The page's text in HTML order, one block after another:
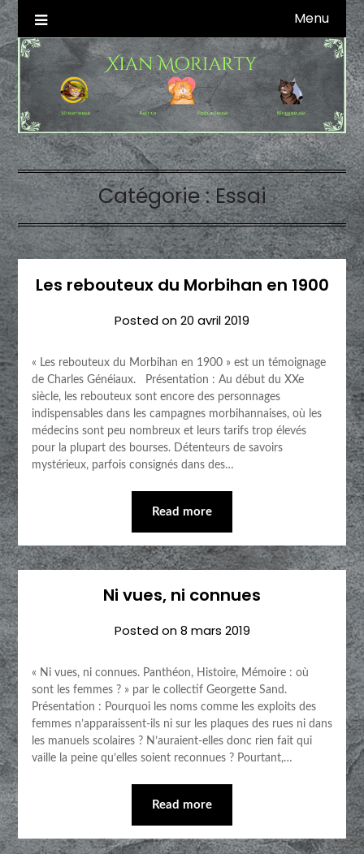
Skip
to
content
Xian Moriarty
Autrice SFFF & Blogueuse & Streameuse Menu
Catégorie :Essai
Les rebouteux du Morbihan en 1900
Posted on20 avril 2019
« Les rebouteux du Morbihan en 1900 » est un témoignage
de Charles Généiaux. Présentation : Au début du XXe
siècle, les rebouteux sont encore des personnages
indispensables dans les campagnes morbihannaises, où les
médecins sont peu nombreux et leurs tarifs trop élevés
pour la plupart des bourses. Détenteurs de savoirs
mystérieux, parfois consignés dans des…
Read more
Ni vues, ni connues
Posted on8 mars 2019
« Ni vues, ni connues. Panthéon, Histoire, Mémoire : où
sont les femmes ? » par le collectif Georgette Sand.
Présentation : Pourquoi les noms comme les exploits des
femmes n’apparaissent-ils ni sur les plaques des rues ni dans
les manuels scolaires ? N’auraient-elles donc rien fait qui
vaille la peine qu’elles soient reconnues ? Pourtant,…
Read more